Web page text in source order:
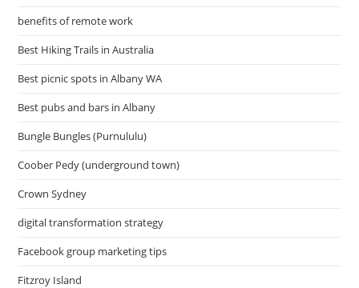
benefits of remote work
Best Hiking Trails in Australia
Best picnic spots in Albany WA
Best pubs and bars in Albany
Bungle Bungles (Purnululu)
Coober Pedy (underground town)
Crown Sydney
digital transformation strategy
Facebook group marketing tips
Fitzroy Island